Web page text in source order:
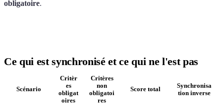
obligatoire.
Ce qui est synchronisé et ce qui ne l'est pas
Scénario
Critèr
es
obligat
oires
Critères
non
obligatoi
res
Score total
Synchronisa
tion inverse